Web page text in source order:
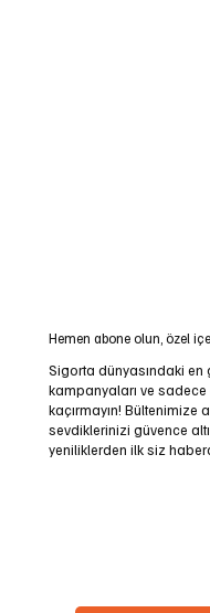
Eksik Ayak:
Hemen abone olun, özel
Sigorta dünyasındaki en
kampanyaları ve
kaçırmayın!
sevdiklerinizi güvence
yeniliklerden ilk siz